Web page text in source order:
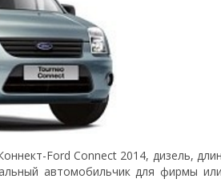
Ford Connect 2014, дизель,
автомобильчик для фирмы